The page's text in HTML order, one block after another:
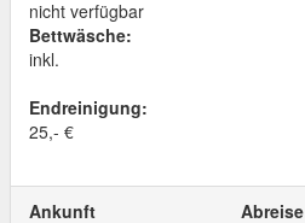
nicht verfügbar
Bettwäsche:
inkl.
Endreinigung:
25,- €
Ankunft Abreise